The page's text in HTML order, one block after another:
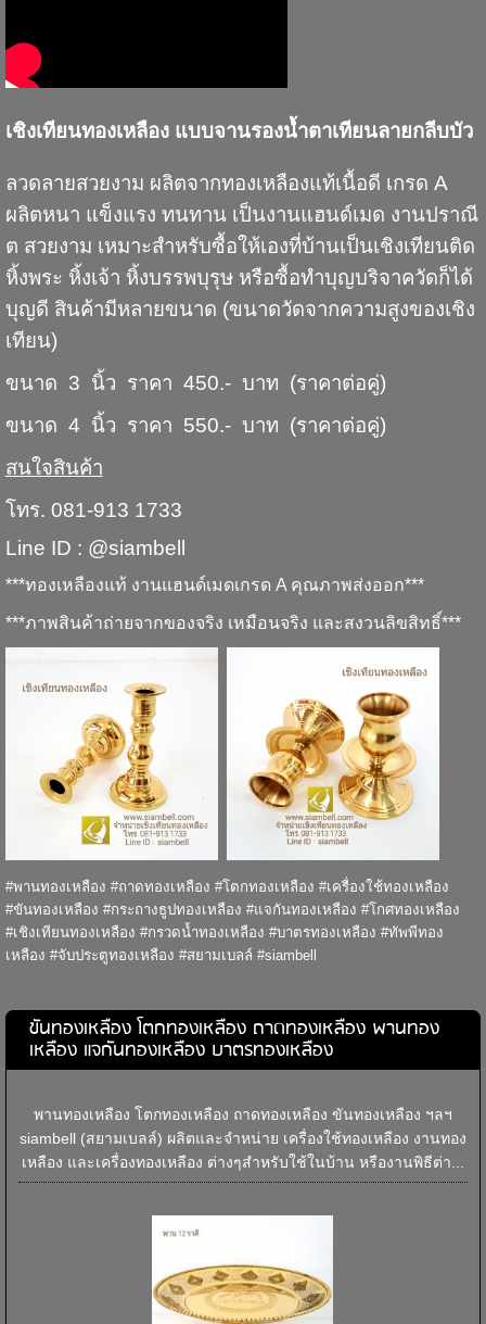
เชิงเทียนทองเหลือง แบบจานรองน้ำตาเทียนลายกลีบบัว
ลวดลายสวยงาม ผลิตจากทองเหลืองแท้เนื้อดี เกรด A
ผลิตหนา แข็งแรง ทนทาน เป็นงานแฮนด์เมด งานปราณี
ต สวยงาม เหมาะสำหรับซื้อให้เองที่บ้านเป็นเชิงเทียนติด
หิ้งพระ หิ้งเจ้า หิ้งบรรพบุรุษ หรือซื้อทำบุญบริจาควัดก็ได้
บุญดี สินค้ามีหลายขนาด (ขนาดวัดจากความสูงของเชิง
เทียน)
ขนาด 3 นิ้ว ราคา 450.- บาท (ราคาต่อคู่)
ขนาด 4 นิ้ว ราคา 550.- บาท (ราคาต่อคู่)
สนใจสินค้า
โทร. 081-913 1733
Line ID : @siambell
***ทองเหลืองแท้ งานแฮนด์เมดเกรด A คุณภาพส่งออก***
***ภาพสินค้าถ่ายจากของจริง เหมือนจริง และสงวนลิขสิทธิ์***
#พานทองเหลือง #ถาดทองเหลือง #โตกทองเหลือง #เครื่องใช้ทองเหลือง
#ขันทองเหลือง #กระถางธูปทองเหลือง #แจกันทองเหลือง #โกศทองเหลือง
#เชิงเทียนทองเหลือง #กรวดน้ำทองเหลือง #บาตรทองเหลือง #ทัพพีทอง
เหลือง #จับประตูทองเหลือง #สยามเบลล์ #siambell
ขันทองเหลือง โตกทองเหลือง ถาดทองเหลือง พานทอง
เหลือง แจกันทองเหลือง บาตรทองเหลือง
พานทองเหลือง โตกทองเหลือง ถาดทองเหลือง ขันทองเหลือง ฯลฯ
siambell (สยามเบลล์) ผลิตและจำหน่าย เครื่องใช้ทองเหลือง งานทอง
เหลือง และเครื่องทองเหลือง ต่างๆสำหรับใช้ในบ้าน หรืองานพิธีต่า...